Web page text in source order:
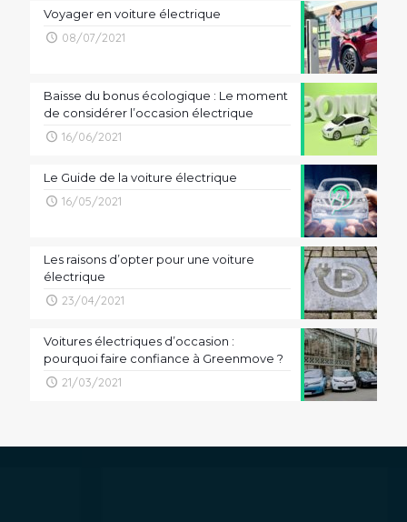
Voyager en voiture électrique
08/07/2021
Baisse du bonus écologique : Le moment
de considérer l’occasion électrique
16/06/2021
Le Guide de la voiture électrique
16/05/2021
Les raisons d’opter pour une voiture
électrique
23/04/2021
Voitures électriques d’occasion :
pourquoi faire confiance à Greenmove ?
21/03/2021